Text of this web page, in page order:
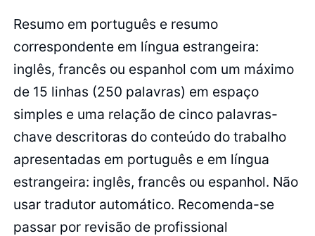
Resumo em português e resumo
correspondente em língua estrangeira:
inglês, francês ou espanhol com um máximo
de 15 linhas (250 palavras) em espaço
simples e uma relação de cinco palavras-
chave descritoras do conteúdo do trabalho
apresentadas em português e em língua
estrangeira: inglês, francês ou espanhol. Não
usar tradutor automático. Recomenda-se
passar por revisão de profissional